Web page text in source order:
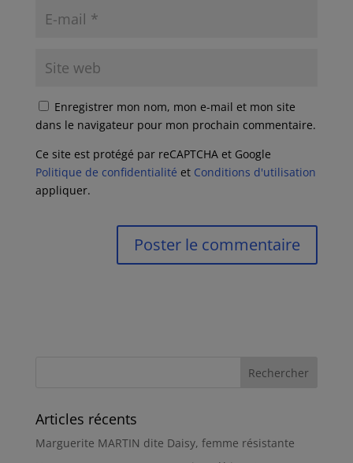
Enregistrer mon nom, mon e-mail et mon site
dans le navigateur pour mon prochain commentaire.
Ce site est protégé par reCAPTCHA et Google
Politique de confidentialité et Conditions d'utilisation
appliquer.
Articles récents
Marguerite MARTIN dite Daisy, femme résistante